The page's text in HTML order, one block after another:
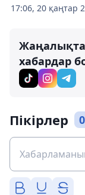
17:06, 20 қаңтар
хабардар
Пікірлер 0